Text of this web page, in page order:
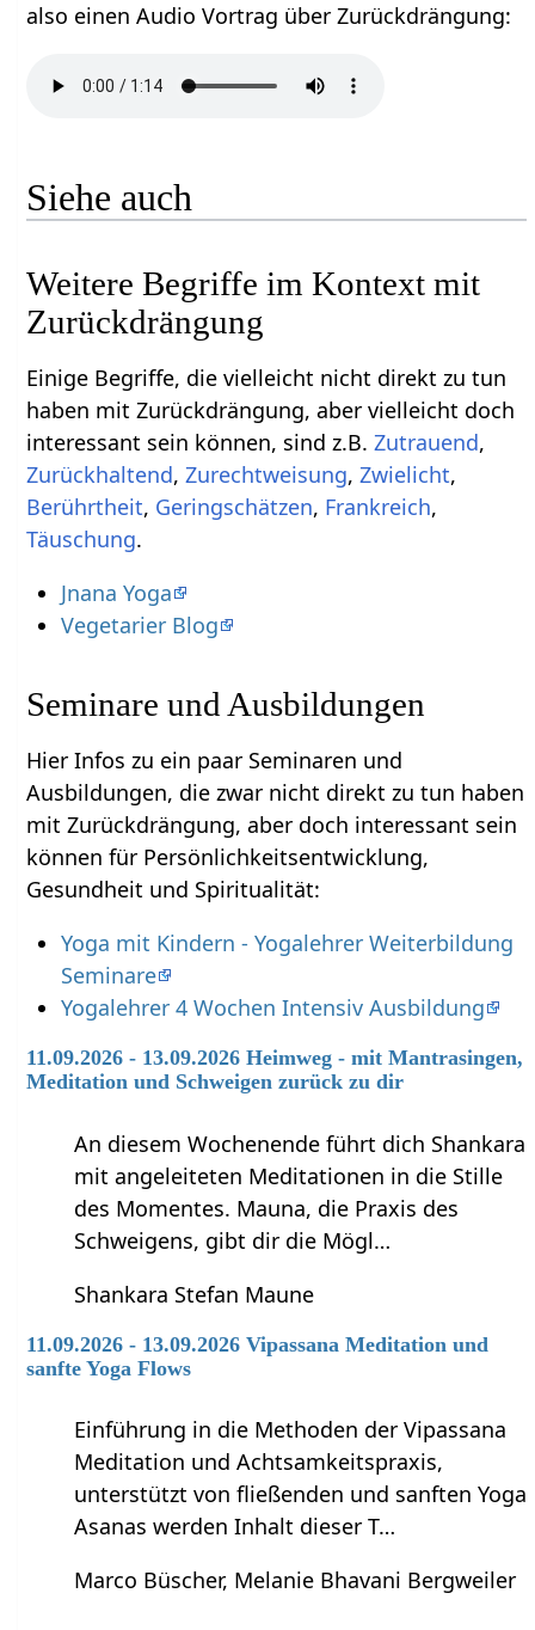
also einen Audio Vortrag über Zurückdrängung‏‎:
Siehe auch
Weitere Begriffe im Kontext mit
Einige Begriffe, die vielleicht nicht direkt zu tun
haben mit Zurückdrängung‏‎, aber vielleicht doch
interessant sein können, sind z.B.
,
, ,
,
, ,
,
Täuschung.
Jnana Yoga
Vegetarier Blog
Seminare und Ausbildungen
Hier Infos zu ein paar Seminaren und
Ausbildungen, die zwar nicht direkt zu tun haben
mit Zurückdrängung‏‎, aber doch interessant sein
können für Persönlichkeitsentwicklung,
Gesundheit und Spiritualität:
Yoga mit Kindern - Yogalehrer Weiterbildung
Seminare
Yogalehrer 4 Wochen Intensiv Ausbildung
11.09.2026 - 13.09.2026 Heimweg - mit Mantrasingen,
Meditation und Schweigen zurück zu dir
An diesem Wochenende führt dich Shankara
mit angeleiteten Meditationen in die Stille
des Momentes. Mauna, die Praxis des
Schweigens, gibt dir die Mögl…
Shankara Stefan Maune
11.09.2026 - 13.09.2026 Vipassana Meditation und
sanfte Yoga Flows
Einführung in die Methoden der Vipassana
Meditation und Achtsamkeitspraxis,
unterstützt von fließenden und sanften Yoga
Asanas werden Inhalt dieser T…
Marco Büscher, Melanie Bhavani Bergweiler